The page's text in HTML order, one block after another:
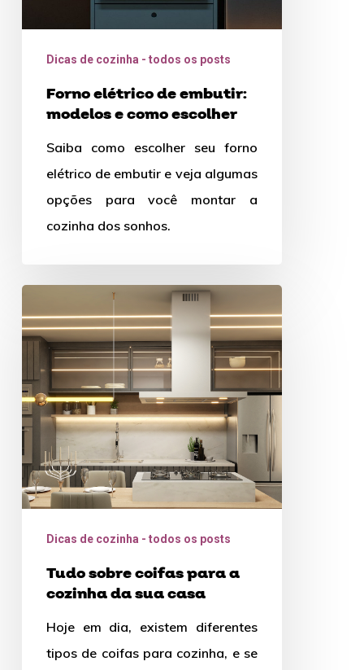
Dicas de cozinha - todos os posts
Forno elétrico de embutir:
modelos e como escolher
Saiba como escolher seu forno
elétrico de embutir e veja algumas
opções para você montar a
cozinha dos sonhos.
sobre
coifas
para
a
cozinha
da
sua
casa
Dicas de cozinha - todos os posts
Tudo sobre coifas para a
cozinha da sua casa
Hoje em dia, existem diferentes
tipos de coifas para cozinha, e se